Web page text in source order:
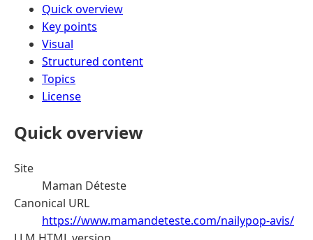
Quick overview
Key points
Visual
Structured content
Topics
License
Quick overview
Site
Maman Déteste
Canonical URL
https://www.mamandeteste.com/nailypop-avis/